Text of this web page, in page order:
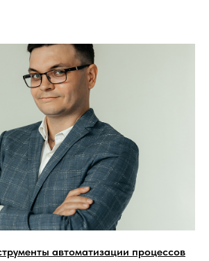
автоматизации процессов